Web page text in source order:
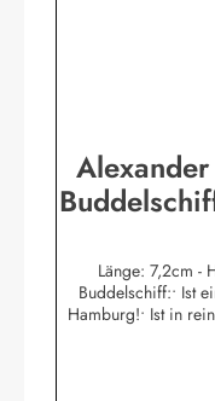
Länge: 7,2cm -
Buddelschiff:• Ist
Hamburg!• Ist in
Schiffsname ist auf